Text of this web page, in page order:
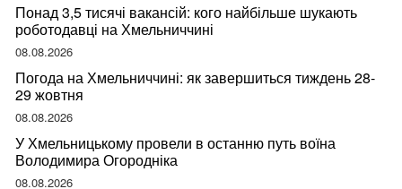
Понад 3,5 тисячі вакансій: кого найбільше шукають
роботодавці на Хмельниччині
08.08.2026
Погода на Хмельниччині: як завершиться тиждень 28-
29 жовтня
08.08.2026
У Хмельницькому провели в останню путь воїна
Володимира Огородніка
08.08.2026